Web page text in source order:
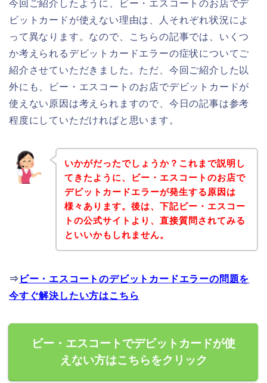
今回ご紹介したように、ビー・エスコートのお店でデ
ビットカードが使えない理由は、人それぞれ状況によ
って異なります。なので、こちらの記事では、いくつ
か考えられるデビットカードエラーの症状についてご
紹介させていただきました。ただ、今回ご紹介した以
外にも、ビー・エスコートのお店でデビットカードが
使えない原因は考えられますので、今日の記事は参考
程度にしていただければと思います。
いかがだったでしょうか？これまで説明し
てきたように、ビー・エスコートのお店で
デビットカードエラーが発生する原因は
様々あります。後は、下記ビー・エスコー
トの公式サイトより、直接質問されてみる
といいかもしれません。
⇒ ビー・エスコートのデビットカードエラーの問題を
今すぐ解決したい方はこちら
ビー・エスコートでデビットカードが使
えない方はこちらをクリック